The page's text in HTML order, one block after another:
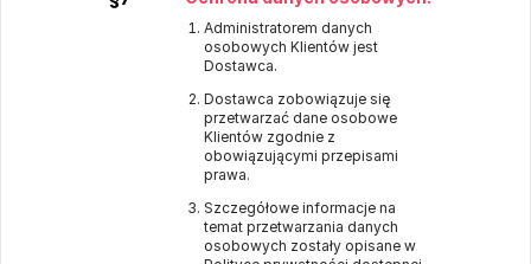
Administratorem danych
osobowych Klientów jest
Dostawca.
Dostawca zobowiązuje się
przetwarzać dane osobowe
Klientów zgodnie z
obowiązującymi przepisami
prawa.
Szczegółowe informacje na
temat przetwarzania danych
osobowych zostały opisane w